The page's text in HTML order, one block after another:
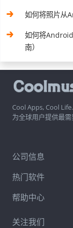
如何将照片从
如何将
南）
Cool Apps, Cool Life.
为全球用户提供最
公司信息
热门软件
帮助中心
关注我们